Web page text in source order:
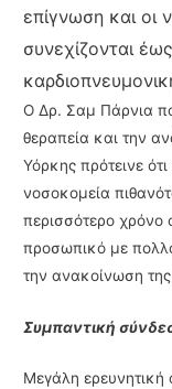
επίγνωση και οι
συνεχίζονται
Ο Δρ. Σαμ Πάρνια
θεραπεία και την
Υόρκης πρότεινε
νοσοκομεία
περισσότερο χρόνο
προσωπικό με
την ανακοίνωση
Συμπαντική
Μεγάλη